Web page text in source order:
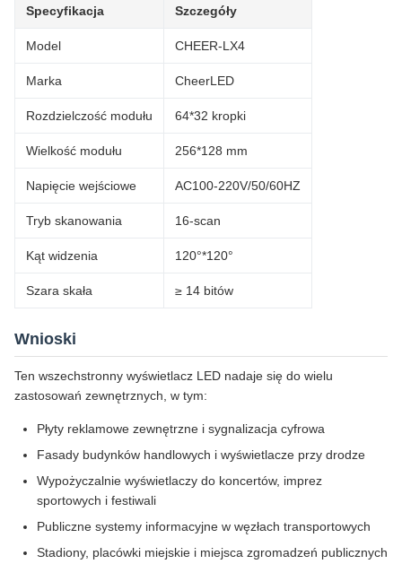
Specyfikacja Szczegóły
Model CHEER-LX4
Marka CheerLED
Rozdzielczość modułu 64*32 kropki
Wielkość modułu 256*128 mm
Napięcie wejściowe AC100-220V/50/60HZ
Tryb skanowania 16-scan
Kąt widzenia 120°*120°
Szara skała ≥ 14 bitów
Wnioski
Ten wszechstronny wyświetlacz LED nadaje się do wielu
zastosowań zewnętrznych, w tym:
Płyty reklamowe zewnętrzne i sygnalizacja cyfrowa
Fasady budynków handlowych i wyświetlacze przy drodze
Wypożyczalnie wyświetlaczy do koncertów, imprez
sportowych i festiwali
Publiczne systemy informacyjne w węzłach transportowych
Stadiony, placówki miejskie i miejsca zgromadzeń publicznych